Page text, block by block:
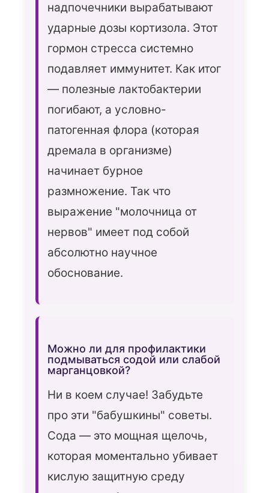
надпочечники вырабатывают
ударные дозы кортизола. Этот
гормон стресса системно
подавляет иммунитет. Как итог
— полезные лактобактерии
погибают, а условно-
патогенная флора (которая
дремала в организме)
начинает бурное
размножение. Так что
выражение "молочница от
нервов" имеет под собой
абсолютно научное
обоснование.
Можно ли для профилактики
подмываться содой или слабой
марганцовкой?
Ни в коем случае! Забудьте
про эти "бабушкины" советы.
Сода — это мощная щелочь,
которая моментально убивает
кислую защитную среду
персональную
рекомендацию
и мы подберем для вас